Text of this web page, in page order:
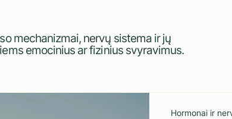
mechanizmai, nervų sistema ir jų
emocinius ar fizinius svyravimus.
Hormonai ir